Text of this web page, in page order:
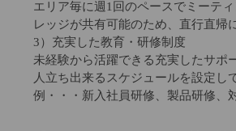
エリア毎に週1回のペースでミーテ
レッジが共有可能のため、直行直
3）充実した教育・研修制度
未経験から活躍できる充実したサポ
人立ち出来るスケジュールを設定し
例・・・新入社員研修、製品研修、